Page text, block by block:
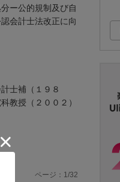
ー公的規制及び自
会計士法改正に向
士補（１９８
教授（２００２）
ページ：1/32